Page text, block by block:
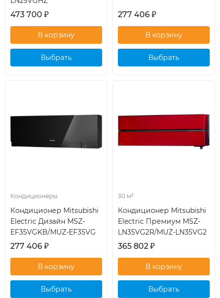
473 700 ₽
Выбрать
277 406 ₽
Выбрать
Кондиционеры
Кондиционер Mitsubishi
Electric Дизайн MSZ-
EF35VGKB/MUZ-EF35VG
277 406 ₽
Выбрать
30 м²
Кондиционер Mitsubishi
Electric Премиум MSZ-
LN35VG2R/MUZ-LN35VG2
365 802 ₽
Выбрать